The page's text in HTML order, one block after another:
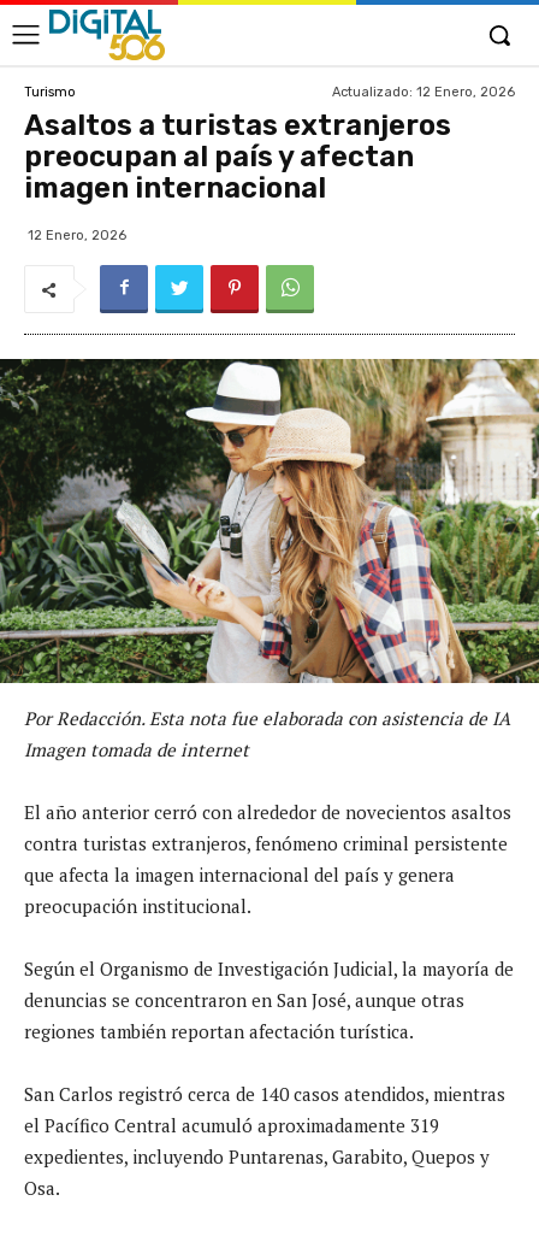
Turismo Actualizado: 12 Enero, 2026
Asaltos a turistas extranjeros
preocupan al país y afectan
imagen internacional
12 Enero, 2026
Por Redacción. Esta nota fue elaborada con asistencia de IA
Imagen tomada de internet
El año anterior cerró con alrededor de novecientos asaltos
contra turistas extranjeros, fenómeno criminal persistente
que afecta la imagen internacional del país y genera
preocupación institucional.
Según el Organismo de Investigación Judicial, la mayoría de
denuncias se concentraron en San José, aunque otras
regiones también reportan afectación turística.
San Carlos registró cerca de 140 casos atendidos, mientras
el Pacífico Central acumuló aproximadamente 319
expedientes, incluyendo Puntarenas, Garabito, Quepos y
Osa.